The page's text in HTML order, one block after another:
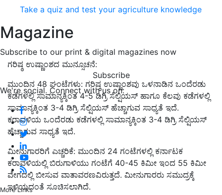
Take a quiz and test your agriculture knowledge
Magazine
Subscribe to our print & digital magazines now
Subscribe
We're social. Connect with us on:
More Links
ಗರಿಷ್ಠ ಉಷ್ಣಾಂಶದ ಮುನ್ಸೂಚನೆ:
ಮುಂದಿನ 48 ಘಂಟೆಗಳು: ಗರಿಷ್ಠ ಉಷ್ಣಾಂಶವು ಒಳನಾಡಿನ ಒಂದೆರಡು
ಕಡೆಗಳಲ್ಲಿ ಸಾಮಾನ್ಯಕ್ಕಿಂತ 4-5 ಡಿಗ್ರಿ ಸೆಲ್ಷಿಯಸ್ ಹಾಗೂ ಕೆಲವು ಕಡೆಗಳಲ್ಲಿ
ಸಾಮಾನ್ಯಕ್ಕಿಂತ 3-4 ಡಿಗ್ರಿ ಸೆಲ್ಷಿಯಸ್ ಹೆಚ್ಚಾಗುವ ಸಾಧ್ಯತೆ ಇದೆ.
ಕರಾವಳಿಯ ಒಂದೆರಡು ಕಡೆಗಳಲ್ಲಿ ಸಾಮಾನ್ಯಕ್ಕಿಂತ 3-4 ಡಿಗ್ರಿ ಸೆಲ್ಷಿಯಸ್
ಹೆಚ್ಚಾಗುವ ಸಾಧ್ಯತೆ ಇದೆ.
ಮೀನುಗಾರರಿಗೆ ಎಚ್ಚರಿಕೆ: ಮುಂದಿನ 24 ಗಂಟೆಗಳಲ್ಲಿ ಕರ್ನಾಟಕ
ಕರಾವಳಿಯಲ್ಲಿ ಬಿರುಗಾಳಿಯು ಗಂಟೆಗೆ 40-45 ಕಿಮೀ ಇಂದ 55 ಕಿಮೀ
ವೇಗದಲ್ಲಿ ಬೀಸುವ ವಾತಾವರಣವಿರುತ್ತದೆ. ಮೀನುಗಾರರು ಸಮುದ್ರಕ್ಕೆ
ಇಳಿಯದಂತೆ ಸೂಚಿಸಲಾಗಿದೆ.